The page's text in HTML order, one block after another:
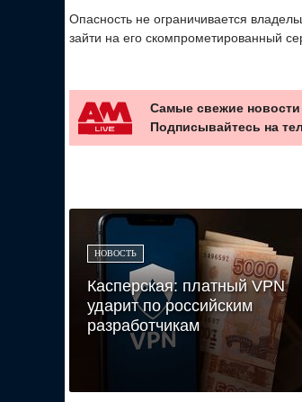
Опасность не ограничивается
зайти на его скомпрометированный
Самые свежие
Подписывайтесь на
НОВОСТЬ
Касперская: платный VPN
ударит по российским
разработчикам